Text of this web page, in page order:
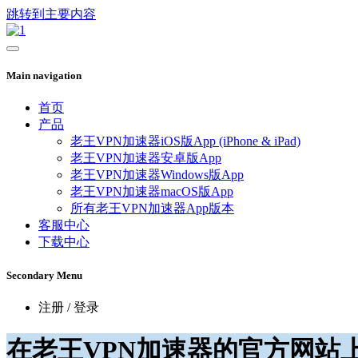
跳转到主要内容
Main navigation
首页
产品
老王VPN加速器iOS版App (iPhone & iPad)
老王VPN加速器安卓版App
老王VPN加速器Windows版App
老王VPN加速器macOS版App
所有老王VPN加速器App版本
客服中心
下载中心
Secondary Menu
注册 / 登录
在老王VPN加速器的官方网站